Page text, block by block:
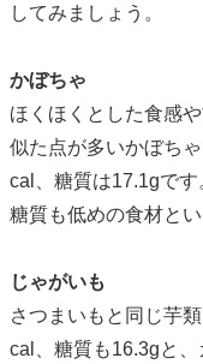
してみましょう。
かぼちゃ
ほくほくとした食感
似た点が多いかぼち
cal、糖質は17.1gで
糖質も低めの食材とい
じゃがいも
さつまいもと同じ芋
cal、糖質も16.3gと